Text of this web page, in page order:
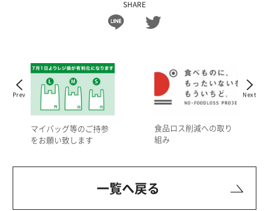
SHARE
Prev
マイバッグ等のご持参
をお願い致します
Next
食品ロス削減への取り
組み
一覧へ戻る